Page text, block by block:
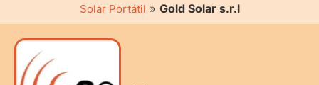
Solar Portátil » Gold Solar s.r.l